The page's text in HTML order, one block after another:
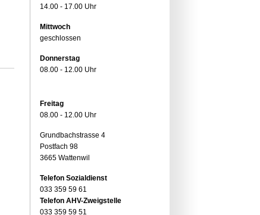
14.00 - 17.00 Uhr
Mittwoch
geschlossen
Donnerstag
08.00 - 12.00 Uhr
Freitag
08.00 - 12.00 Uhr
Grundbachstrasse 4
Postfach 98
3665 Wattenwil
Telefon Sozialdienst
033 359 59 61
Telefon AHV-Zweigstelle
033 359 59 51